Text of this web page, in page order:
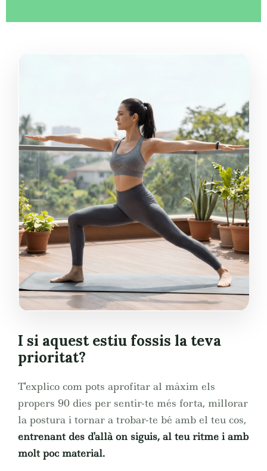
I si aquest estiu fossis la teva
prioritat?
T'explico com pots aprofitar al màxim els
propers 90 dies per sentir-te més forta, millorar
la postura i tornar a trobar-te bé amb el teu cos,
entrenant des d'allà on siguis, al teu ritme i amb
molt poc material.